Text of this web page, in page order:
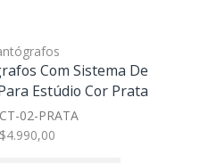
Com Sistema De
Estúdio Cor Prata
CT-02-PRATA
4.990,00